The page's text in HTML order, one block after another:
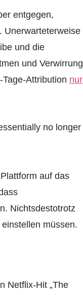
entgegen,
Unerwarteterweise
und die
und Verwirrung
Attribution nur
no longer
auf das
Nichtsdestotrotz
müssen.
Netflix-Hit „The